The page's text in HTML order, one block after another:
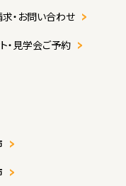
・お問い合わせ
・見学会ご予約